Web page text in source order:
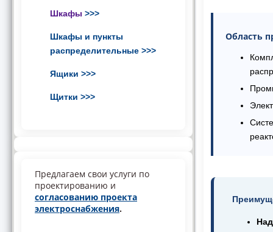
Шкафы >>>
Шкафы и пункты
распределительные >>>
Ящики >>>
Щитки >>>
Предлагаем свои услуги по
проектированию и
согласованию проекта
электроснабжения.
Область